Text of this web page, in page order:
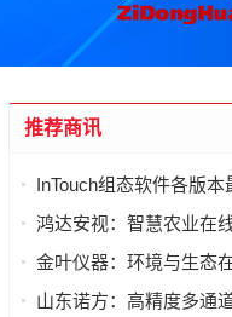
推荐商讯
InTouch组态软件各版本
鸿达安视：智慧农业在
金叶仪器：环境与生态
山东诺方：高精度多通